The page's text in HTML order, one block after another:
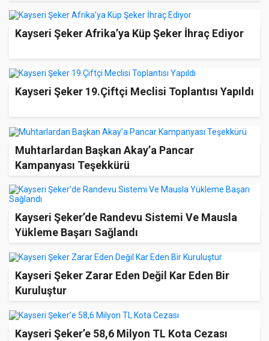
Kayseri Şeker Afrika’ya Küp Şeker İhraç Ediyor
Kayseri Şeker 19.Çiftçi Meclisi Toplantısı Yapıldı
Muhtarlardan Başkan Akay’a Pancar
Kampanyası Teşekkürü
Kayseri Şeker’de Randevu Sistemi Ve Mausla
Yükleme Başarı Sağlandı
Kayseri Şeker Zarar Eden Değil Kar Eden Bir
Kuruluştur
Kayseri Şeker’e 58,6 Milyon TL Kota Cezası